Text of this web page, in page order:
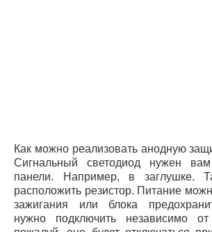
Как можно реализовать анодную
Сигнальный светодиод нужен
панели. Например, в заглушке.
расположить резистор. Питание
зажигания или блока
нужно подключить независимо